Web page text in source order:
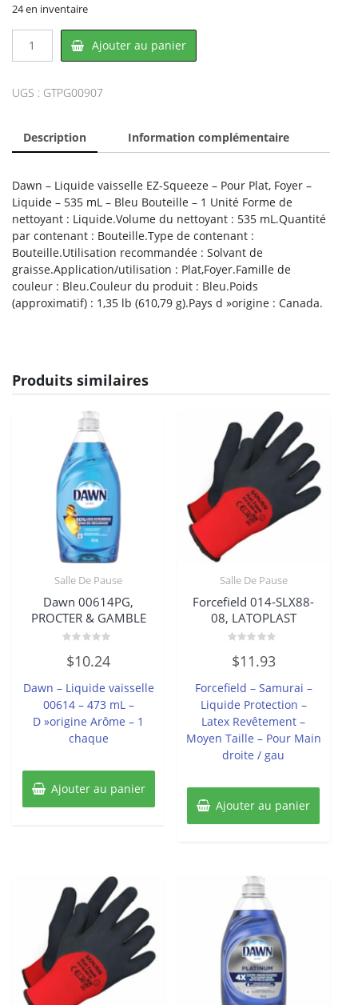
24 en inventaire
PG00907,
GAMBLE
Ajouter au panier
UGS : GTPG00907
Description Information complémentaire
Dawn – Liquide vaisselle EZ-Squeeze – Pour Plat, Foyer –
Liquide – 535 mL – Bleu Bouteille – 1 Unité Forme de
nettoyant : Liquide.Volume du nettoyant : 535 mL.Quantité
par contenant : Bouteille.Type de contenant :
Bouteille.Utilisation recommandée : Solvant de
graisse.Application/utilisation : Plat,Foyer.Famille de
couleur : Bleu.Couleur du produit : Bleu.Poids
(approximatif) : 1,35 lb (610,79 g).Pays d »origine : Canada.
Produits similaires
Salle De Pause
Dawn 00614PG,
PROCTER & GAMBLE
0
sur
$10.24
Dawn – Liquide vaisselle
00614 – 473 mL –
D »origine Arôme – 1
chaque
Ajouter au panier
Salle De Pause
Forcefield 014-SLX88-
08, LATOPLAST
0
sur
$11.93
Forcefield – Samurai –
Liquide Protection –
Latex Revêtement –
Moyen Taille – Pour Main
droite / gau
Ajouter au panier